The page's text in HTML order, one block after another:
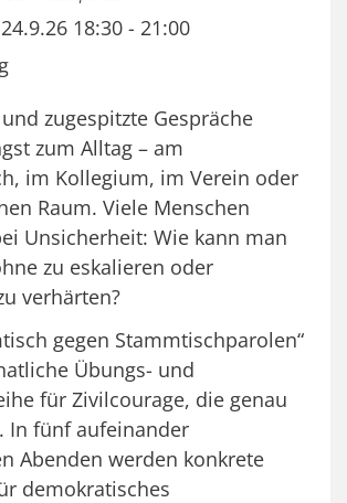
18:30 - 21:00
zugespitzte Gespräche
zum Alltag – am
im Kollegium, im Verein oder
Raum. Viele Menschen
Unsicherheit: Wie kann man
zu eskalieren oder
verhärten?
gegen Stammtischparolen“
Übungs- und
für Zivilcourage, die genau
In fünf aufeinander
Abenden werden konkrete
demokratisches